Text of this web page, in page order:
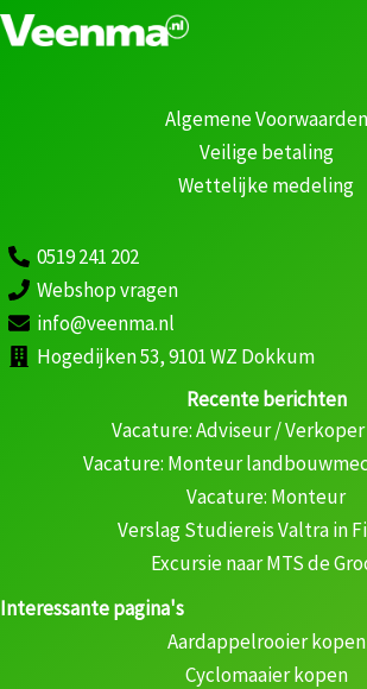
Algemene Voorwaarden
Veilige betaling
Wettelijke medeling
0519 241 202
Webshop vragen
info@veenma.nl
Hogedijken 53, 9101 WZ Dokkum
Recente berichten
Vacature: Adviseur /
Vacature: Monteur
Vacature: Monteur
Verslag Studiereis Valtra in
Excursie naar MTS de
Interessante pagina's
Aardappelrooier kopen
Cyclomaaier kopen